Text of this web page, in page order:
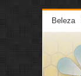
Beleza